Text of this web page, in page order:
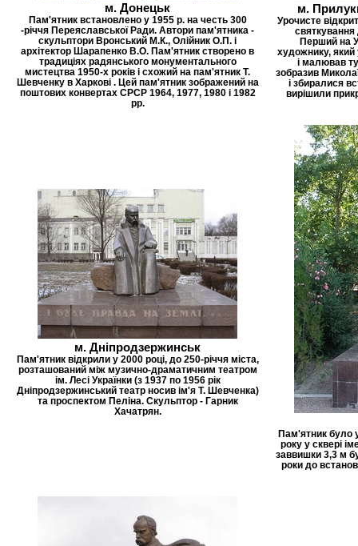
м. Донецьк
Пам'ятник встановлено у 1955 р. на честь 300
-річчя Переяславської Ради. Автори пам'ятника -
скульптори Вронський М.К., Олійник О.П. і
архітектор Шарапенко В.О. Пам'ятник створено в
традиціях радянського монументального
мистецтва 1950-х років і схожий на пам'ятник Т.
Шевченку в Харкові . Цей пам'ятник зображений на
поштових конвертах СРСР 1964, 1977, 1980 і 1982
рр.
м.
Урочисте
святкування
Перший на
художнику, який
і малював
зобразив
і збиралися
вирішили
м. Дніпродзержинськ
Пам'ятник відкрили у 2000 році, до 250-річчя міста,
розташований між музично-драматичним театром
ім. Лесі Українки (з 1937 по 1956 рік
Дніпродзержинський театр носив ім'я Т. Шевченка)
та проспектом Пеліна. Скульптор - Гарник
Хачатрян.
Пам'ятник було
року у сквері
заввишки 3,3 м
роки до